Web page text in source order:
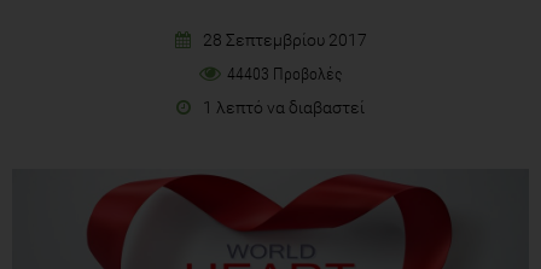
28 Σεπτεμβρίου 2017
44403 Προβολές
1 λεπτό να διαβαστεί